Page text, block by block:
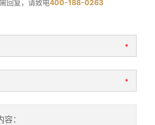
回复，请致电400-188-0263
*
*
：